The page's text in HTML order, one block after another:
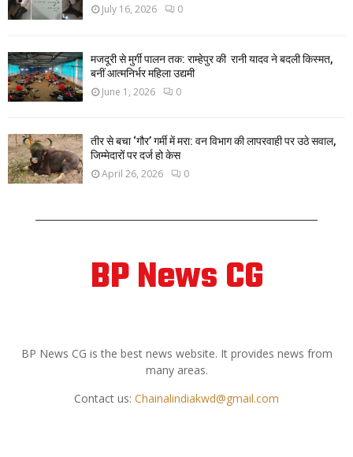
July 16, 2026 0
मजदूरी से मुर्गी पालन तक: राम्हेपुर की रानी यादव ने बदली किस्मत,
बनीं आत्मनिर्भर महिला उद्यमी
June 1, 2026 0
तीर से बचा ‘गौर’ गर्मी में मरा: वन विभाग की लापरवाही पर उठे सवाल,
जिम्मेदारों पर दर्ज हो केस
April 26, 2026 0
BP News CG
BP News CG is the best news website. It provides news from
many areas.
Contact us: Chainalindiakwd@gmail.com